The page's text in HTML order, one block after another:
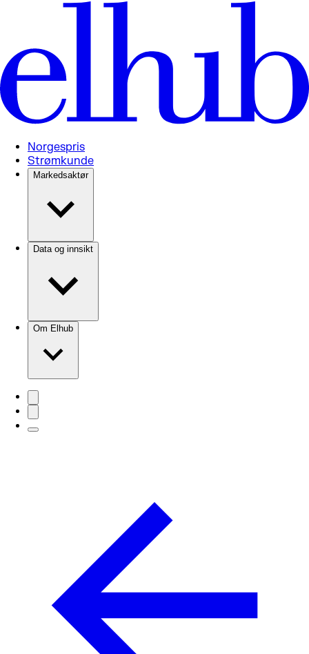
Norgespris
Strømkunde
Markedsaktør
Data og innsikt
Om Elhub